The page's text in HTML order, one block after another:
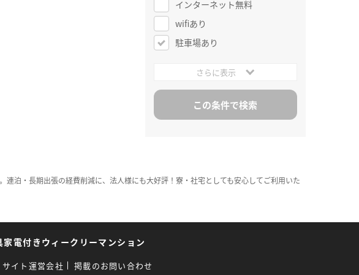
インターネット無料
wifiあり
駐車場あり
さらに表示
泊・長期出張の経費削減に、法人様にも大好評！寮・社宅としても安心してご利用いた
電付きウィークリーマンション
サイト運営会社 掲載のお問い合わせ